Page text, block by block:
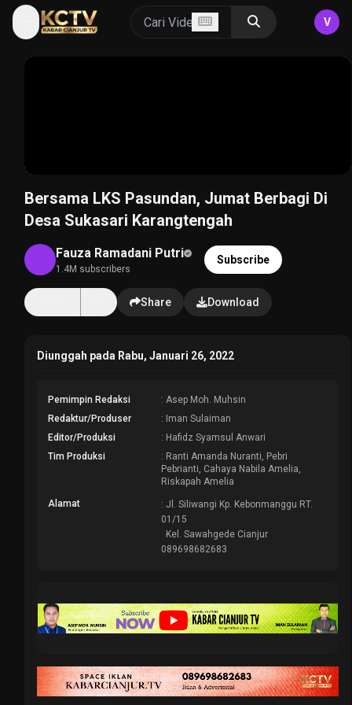
V
Bersama LKS Pasundan, Jumat Berbagi Di
Desa Sukasari Karangtengah
Fauza Ramadani Putri
1.4M subscribers
Subscribe
Share Download
Diunggah pada Rabu, Januari 26, 2022
Pemimpin Redaksi
: Asep Moh. Muhsin
Redaktur/Produser
: Iman Sulaiman
Editor/Produksi
: Hafidz Syamsul Anwari
Tim Produksi
: Ranti Amanda Nuranti, Pebri
Pebrianti, Cahaya Nabila Amelia,
Riskapah Amelia
Alamat
: Jl. Siliwangi Kp. Kebonmanggu RT.
01/15
Kel. Sawahgede Cianjur
089698682683